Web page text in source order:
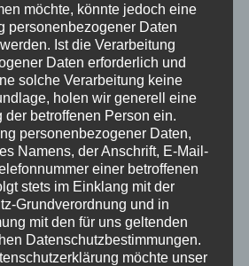
für den
da der Kenfo-Fonds
ausreichen wird. Aber es
Primaten
Klimazonen und hielten
Gorilla-Weibchen können
sein, was das
Phänomen entlarvt,
ist tatsächlich mit der
Dazu hab ich noch kurz
dass die Hysterie ums
ist, denn selbst Goethe hat
möchte, könnte jedoch eine
personenbezogener Daten
Ist die Verarbeitung
Daten erforderlich und
solche Verarbeitung keine
holen wir generell eine
der betroffenen Person ein.
personenbezogener Daten,
Namens, der Anschrift, E-Mail-
einer betroffenen
stets im Einklang mit der
Grundverordnung und in
mit den für uns geltenden
Datenschutzbestimmungen.
möchte unser